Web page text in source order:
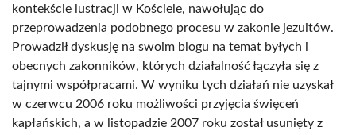
kontekście lustracji w Kościele, nawołując do
przeprowadzenia podobnego procesu w zakonie jezuitów.
Prowadził dyskusję na swoim blogu na temat byłych i
obecnych zakonników, których działalność łączyła się z
tajnymi współpracami. W wyniku tych działań nie uzyskał
w czerwcu 2006 roku możliwości przyjęcia święceń
kapłańskich, a w listopadzie 2007 roku został usunięty z